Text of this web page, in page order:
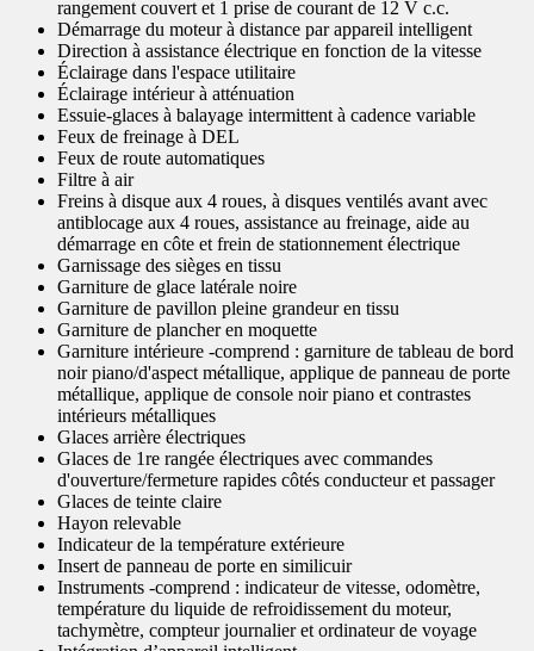
rangement couvert et 1 prise de courant de 12 V c.c.
Démarrage du moteur à distance par appareil intelligent
Direction à assistance électrique en fonction de la vitesse
Éclairage dans l'espace utilitaire
Éclairage intérieur à atténuation
Essuie-glaces à balayage intermittent à cadence variable
Feux de freinage à DEL
Feux de route automatiques
Filtre à air
Freins à disque aux 4 roues, à disques ventilés avant avec
antiblocage aux 4 roues, assistance au freinage, aide au
démarrage en côte et frein de stationnement électrique
Garnissage des sièges en tissu
Garniture de glace latérale noire
Garniture de pavillon pleine grandeur en tissu
Garniture de plancher en moquette
Garniture intérieure -comprend : garniture de tableau de bord
noir piano/d'aspect métallique, applique de panneau de porte
métallique, applique de console noir piano et contrastes
intérieurs métalliques
Glaces arrière électriques
Glaces de 1re rangée électriques avec commandes
d'ouverture/fermeture rapides côtés conducteur et passager
Glaces de teinte claire
Hayon relevable
Indicateur de la température extérieure
Insert de panneau de porte en similicuir
Instruments -comprend : indicateur de vitesse, odomètre,
température du liquide de refroidissement du moteur,
tachymètre, compteur journalier et ordinateur de voyage